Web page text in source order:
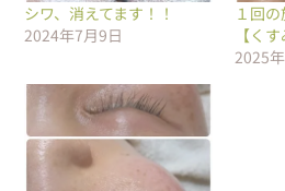
シワ、消えてます！！
2024年7月9日
１回
【く
2025